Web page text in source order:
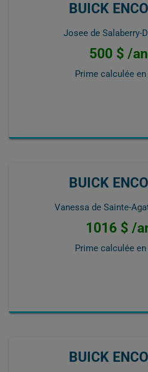
BUICK
Josee de Salaberry-
500 $ /
Prime calculée en
BUICK
Vanessa de Sainte-
1016 $ /
Prime calculée en
BUICK